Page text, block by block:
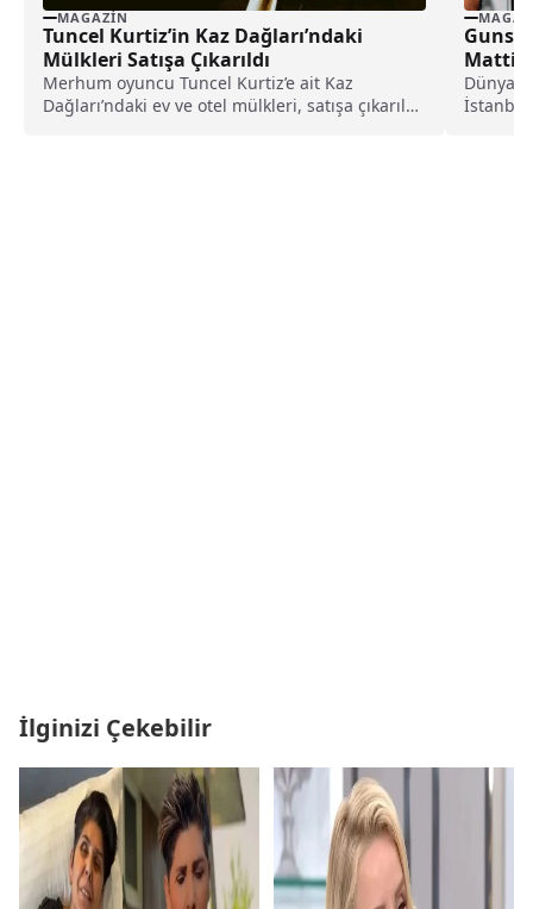
MAGAZIN
Tuncel Kurtiz’in Kaz Dağları’ndaki
Mülkleri Satışa Çıkarıldı
Merhum oyuncu Tuncel Kurtiz’e ait Kaz
Dağları’ndaki ev ve otel mülkleri, satışa çıkarıldı
Guns
Mattia
Yaptı
İstanbul
İlginizi Çekebilir